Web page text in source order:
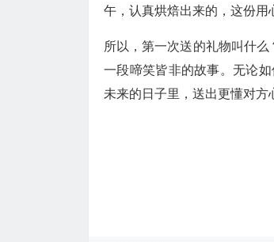
午，认真烘焙出来的，这份用
所以，第一次送的礼物叫什
一段啼笑皆非的故事。无论
未来的日子里，送出更懂对方